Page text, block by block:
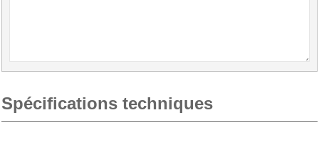
Spécifications techniques